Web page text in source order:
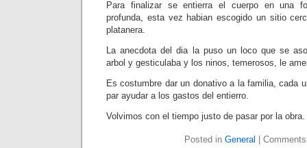
Para finalizar se entierra el cuerpo en una
profunda, esta vez habian escogido un sitio
platanera.
La anecdota del dia la puso un loco que se
arbol y gesticulaba y los ninos, temerosos, le
Es costumbre dar un donativo a la familia, cada
par ayudar a los gastos del entierro.
Volvimos con el tiempo justo de pasar por la obra.
Posted in General